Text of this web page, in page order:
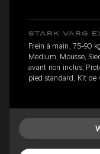
STARK VARG
Frein à main, 75-90
Medium, Mousse,
avant non inclus,
pied standard, Kit de